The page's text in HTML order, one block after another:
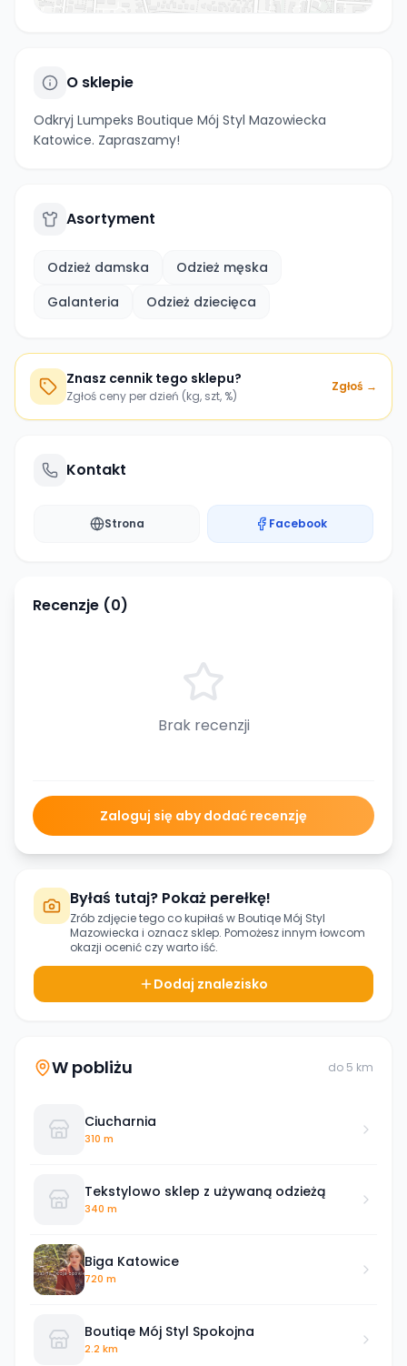
O sklepie
Odkryj Lumpeks Boutique Mój Styl Mazowiecka
Katowice. Zapraszamy!
Asortyment
Odzież damska
Odzież męska
Galanteria
Odzież dziecięca
Znasz cennik tego sklepu?
Zgłoś ceny per dzień (kg, szt, %)
Zgłoś →
Kontakt
Strona Facebook
Recenzje (0)
Brak recenzji
Zaloguj się aby dodać recenzję
Byłaś tutaj? Pokaż perełkę!
Zrób zdjęcie tego co kupiłaś wBoutiqe Mój Styl
Mazowiecka i oznacz sklep. Pomożesz innym łowcom
okazji ocenić czy warto iść.
Dodaj znalezisko
W pobliżu do 5 km
Ciucharnia
310 m
Tekstylowo sklep z używaną odzieżą
340 m
Biga Katowice
720 m
Boutiqe Mój Styl Spokojna
2.2 km